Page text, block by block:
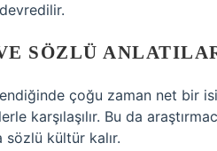
SÖZLÜ
çoğu zaman net bir
karşılaşılır. Bu da
sözlü kültür kalır.